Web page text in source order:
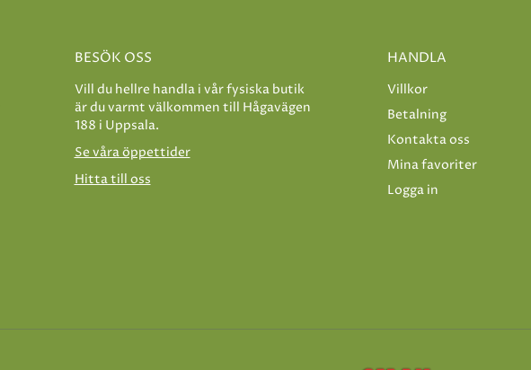
BESÖK OSS
Vill du hellre handla i vår fysiska butik
är du varmt välkommen till Hågavägen
188 i Uppsala.
Se våra öppettider
Hitta till oss
HANDLA
Villkor
Betalning
Kontakta oss
Mina favoriter
Logga in